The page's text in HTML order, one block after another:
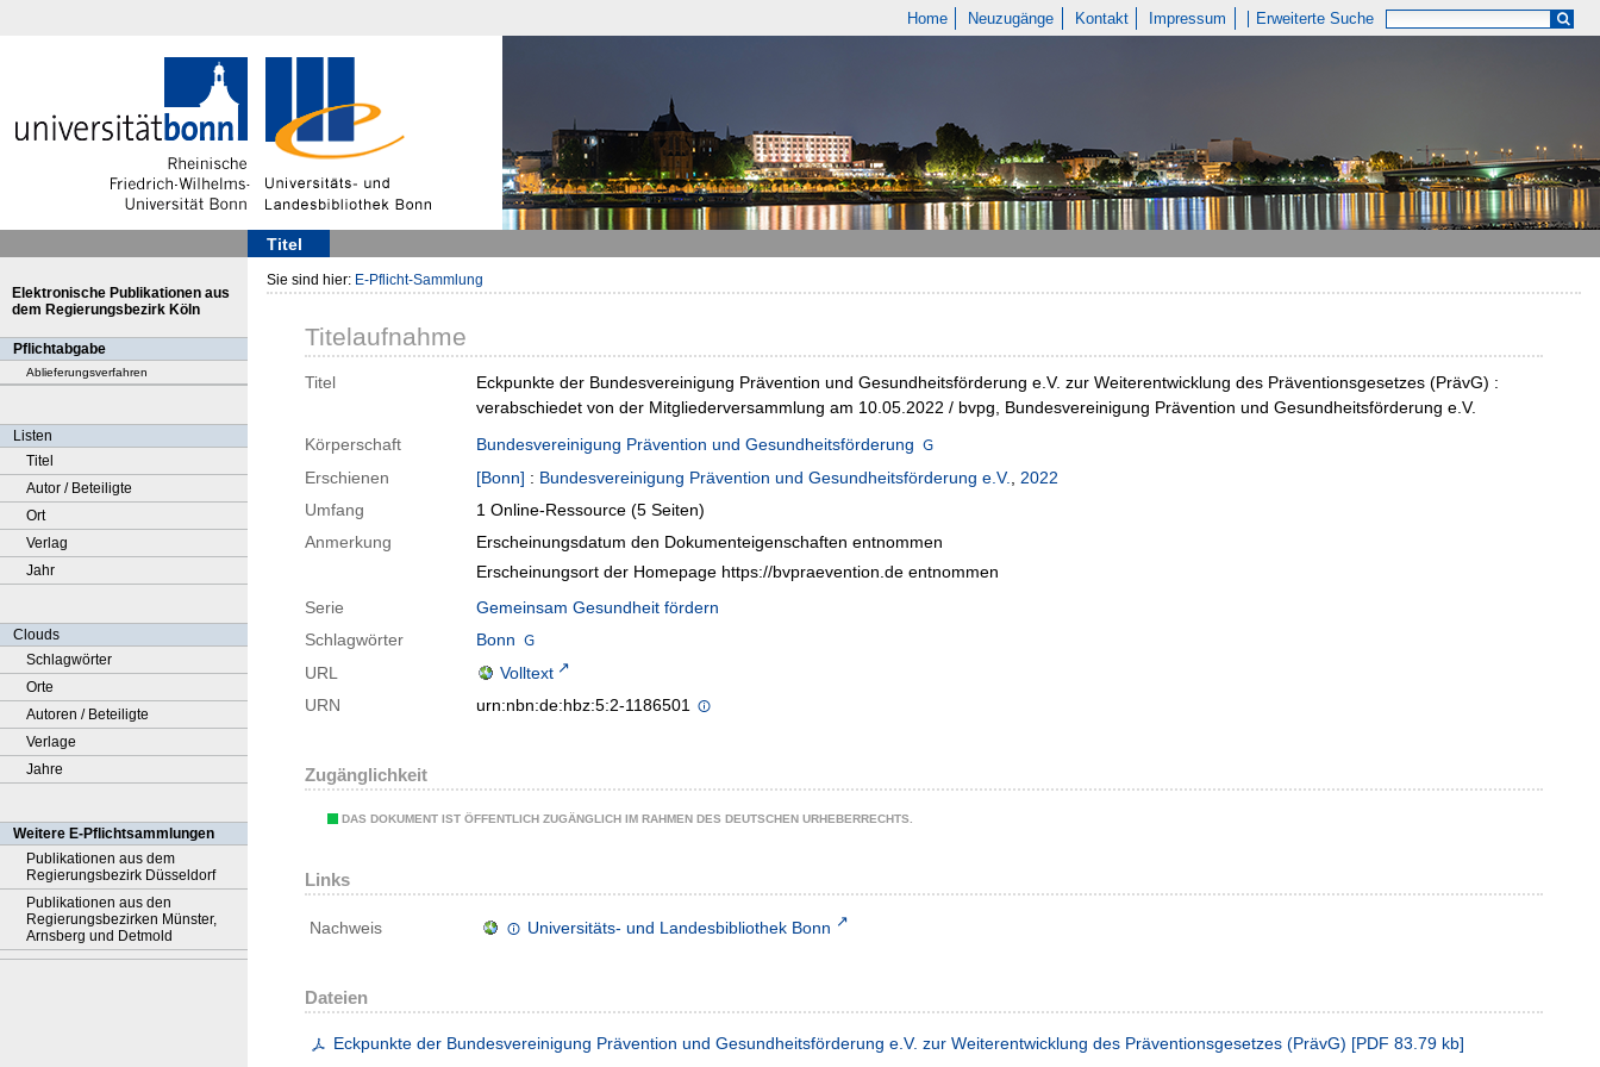
Home Neuzugänge Kontakt Impressum Erweiterte Suche
Titel
Elektronische Publikationen aus
dem Regierungsbezirk Köln
Pflichtabgabe
Ablieferungsverfahren
Listen
Titel
Autor / Beteiligte
Ort
Verlag
Jahr
Clouds
Schlagwörter
Orte
Autoren / Beteiligte
Verlage
Jahre
Weitere E-Pflichtsammlungen
Publikationen aus dem
Regierungsbezirk Düsseldorf
Publikationen aus den
Regierungsbezirken Münster,
Arnsberg und Detmold
Sie sind hier: E-Pflicht-Sammlung
Titelaufnahme
Titel
Eckpunkte der Bundesvereinigung Prävention und Gesundheitsförderung e.V. zur Weiterentwicklung des Präventionsgesetzes (PrävG) :
verabschiedet von der Mitgliederversammlung am 10.05.2022 / bvpg, Bundesvereinigung Prävention und Gesundheitsförderung e.V.
Körperschaft
Bundesvereinigung Prävention und Gesundheitsförderung
Erschienen
[Bonn] : Bundesvereinigung Prävention und Gesundheitsförderung e.V., 2022
Umfang
1 Online-Ressource (5 Seiten)
Anmerkung
Erscheinungsdatum den Dokumenteigenschaften entnommen
Erscheinungsort der Homepage https://bvpraevention.de entnommen
Serie
Gemeinsam Gesundheit fördern
Schlagwörter
Bonn
URL
Volltext
URN
urn:nbn:de:hbz:5:2-1186501
Zugänglichkeit
DAS DOKUMENT IST ÖFFENTLICH ZUGÄNGLICH IM RAHMEN DES DEUTSCHEN URHEBERRECHTS.
Links
Nachweis Universitäts- und Landesbibliothek Bonn
Dateien
Eckpunkte der Bundesvereinigung Prävention und Gesundheitsförderung e.V. zur Weiterentwicklung des Präventionsgesetzes (PrävG) [PDF 83.79 kb]